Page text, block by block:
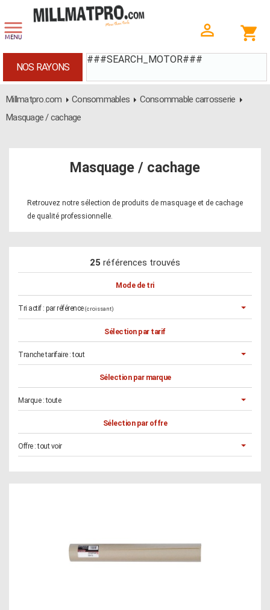
###SEARCH_MOTOR###
NOS RAYONS
Millmatpro.com Consommables
Consommable carrosserie
Masquage / cachage
Masquage / cachage
Retrouvez notre sélection de produits de masquage et de cachage
de qualité professionnelle.
25 références trouvés
Mode de tri
Tri actif : par référence (croissant)
Sélection par tarif
Tranche tarifaire :tout
Sélection par marque
Marque :toute
Sélection par offre
Offre :tout voir